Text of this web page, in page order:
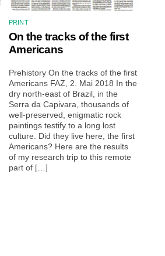
PRINT
On the tracks of the first
Americans
Prehistory On the tracks of the first
Americans FAZ, 2. Mai 2018 In the
dry north-east of Brazil, in the
Serra da Capivara, thousands of
well-preserved, enigmatic rock
paintings testify to a long lost
culture. Did they live here, the first
Americans? Here are the results
of my research trip to this remote
part of […]